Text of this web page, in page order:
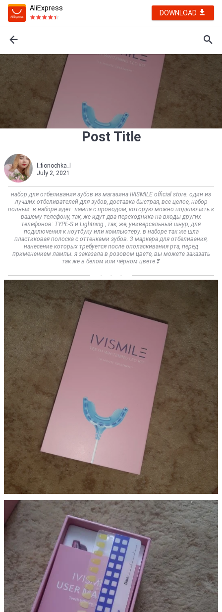
AliExpress
DOWNLOAD
Post Title
l_fionochka_l
July 2, 2021
набор для отбеливания зубов из магазина IVISMILE official store. один из
лучших отбеливателей для зубов, доставка быстрая, все целое, набор
полный. в наборе идет: лампа с проводом, которую можно подключить к
вашему телефону, так, же идут два переходника на входы других
телефонов: TYPE-S и Lightning , так, же, универсальный шнур, для
подключения к ноутбуку или компьютеру. в наборе так же шла
пластиковая полоска с оттенками зубов. 3 маркера для отбеливания,
нанесение которых требуется после ополаскивания рта, перед
применением лампы. я заказала в розовом цвете, вы можете заказать
так же в белом или чёрном цвете❣